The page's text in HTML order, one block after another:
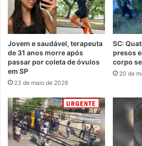
Jovem e saudável, terapeuta
de 31 anos morre após
passar por coleta de óvulos
em SP
23 de maio de 2026
SC:
presos
corpo
20 de